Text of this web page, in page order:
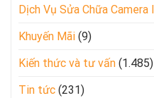
Dịch Vụ Sửa Chữa
Khuyến Mãi (9)
Kiến thức và tư vấn (1.485)
Tin tức (231)